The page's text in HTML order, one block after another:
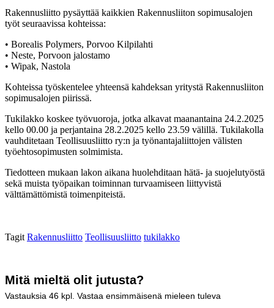
Rakennusliitto pysäyttää kaikkien Rakennusliiton sopimusalojen
työt seuraavissa kohteissa:
• Borealis Polymers, Porvoo Kilpilahti
• Neste, Porvoon jalostamo
• Wipak, Nastola
Kohteissa työskentelee yhteensä kahdeksan yritystä Rakennusliiton
sopimusalojen piirissä.
Tukilakko koskee työvuoroja, jotka alkavat maanantaina 24.2.2025
kello 00.00 ja perjantaina 28.2.2025 kello 23.59 välillä. Tukilakolla
vauhditetaan Teollisuusliitto ry:n ja työnantajaliittojen välisten
työehtosopimusten solmimista.
Tiedotteen mukaan lakon aikana huolehditaan hätä- ja suojelutyöstä
sekä muista työpaikan toiminnan turvaamiseen liittyvistä
välttämättömistä toimenpiteistä.
Tagit Rakennusliitto Teollisuusliitto tukilakko
Mitä mieltä olit jutusta?
Vastauksia 46 kpl. Vastaa ensimmäisenä mieleen tuleva